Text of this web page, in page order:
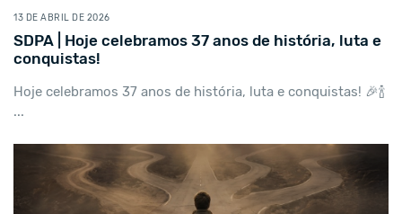
13 DE ABRIL DE 2026
SDPA | Hoje celebramos 37 anos de história, luta e
conquistas!
Hoje celebramos 37 anos de história, luta e conquistas! 🎉🍾
...